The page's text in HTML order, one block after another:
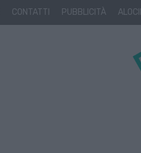
CONTATTI PUBBLICITÀ